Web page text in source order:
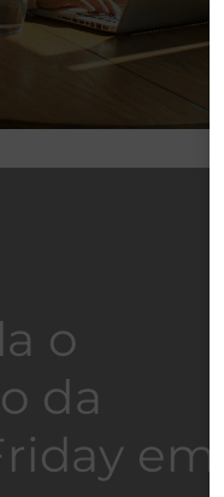
o
da
em